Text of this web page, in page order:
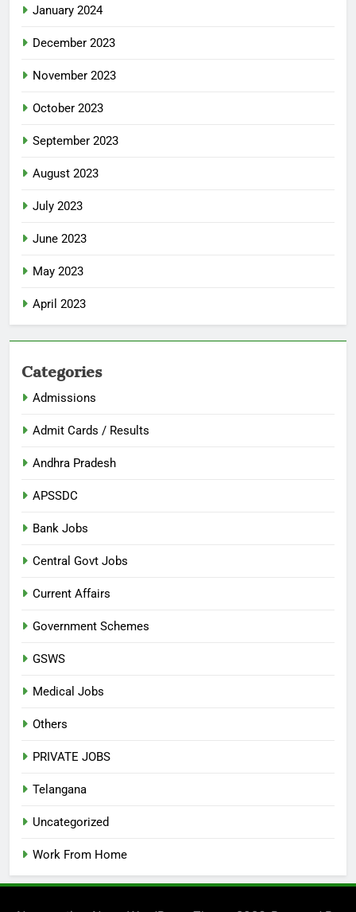
January 2024
December 2023
November 2023
October 2023
September 2023
August 2023
July 2023
June 2023
May 2023
April 2023
Categories
Admissions
Admit Cards / Results
Andhra Pradesh
APSSDC
Bank Jobs
Central Govt Jobs
Current Affairs
Government Schemes
GSWS
Medical Jobs
Others
PRIVATE JOBS
Telangana
Uncategorized
Work From Home